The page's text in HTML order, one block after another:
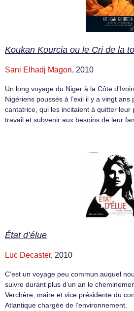
Koukan Kourcia ou le Cri de la
Sani Elhadj Magori, 2010
Un long voyage du Niger à la Côte
Nigériens poussés à l’exil il y a vingt ans
cantatrice, qui les incitaient à quitter leur
travail et subvenir aux besoins de leur
État d’élue
Luc Decaster, 2010
C’est un voyage peu commun auquel
suivre durant plus d’un an le
Verchère, maire et vice présidente du
Atlantique chargée de l’environnement.